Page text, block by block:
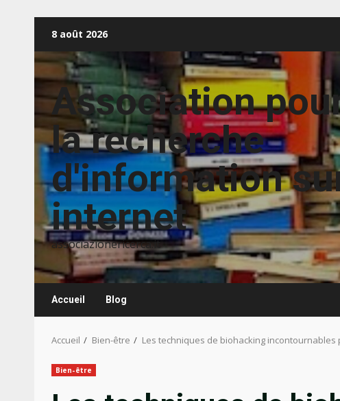
contenu
8 août 2026
Association
la recherche
d'information
internet
associazionericerca.it
Accueil Blog
Accueil Bien-être Les techniques de biohacking
Bien-être